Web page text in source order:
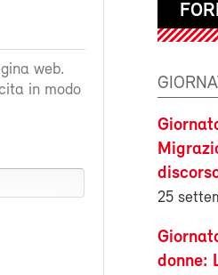
web.
in modo
25
donne: